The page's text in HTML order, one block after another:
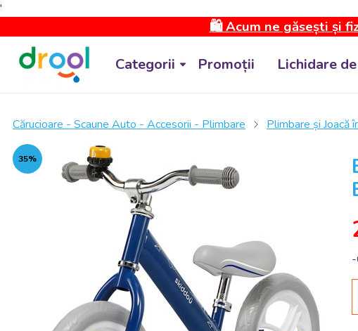
'
🛍️ Acum ne găsești și
Categorii Promoții Lichidare
Cărucioare - Scaune Auto - Accesorii - Plimbare Plimbare și Joacă
35%